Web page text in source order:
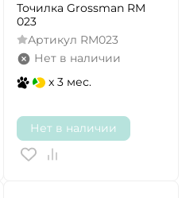
Точилка Grossman RM
023
Артикул RM023
Нет в наличии
x 3 мес.
Нет в наличии